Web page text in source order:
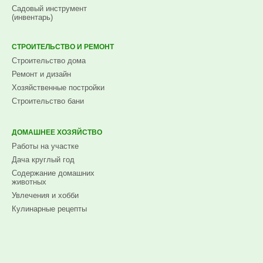
Садовый инструмент
(инвентарь)
СТРОИТЕЛЬСТВО И РЕМОНТ
Строительство дома
Ремонт и дизайн
Хозяйственные постройки
Строительство бани
ДОМАШНЕЕ ХОЗЯЙСТВО
Работы на участке
Дача круглый год
Содержание домашних
животных
Увлечения и хобби
Кулинарные рецепты